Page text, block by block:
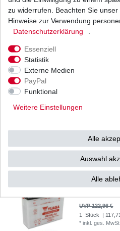
Batterie Yuasa
UVP 89,81 €
inkl. ges.
Batterie
UVP 122,96 €
1 Stück
|
*inkl. ges. MwSt.
zu widerrufen. Beachten Sie unser
Hinweise zur Verwendung
Daten­schutz­erklärung
Essenziell
Statistik
Externe Medien
PayPal
Funktional
Weitere Einstellungen
Alle
Auswahl
Alle